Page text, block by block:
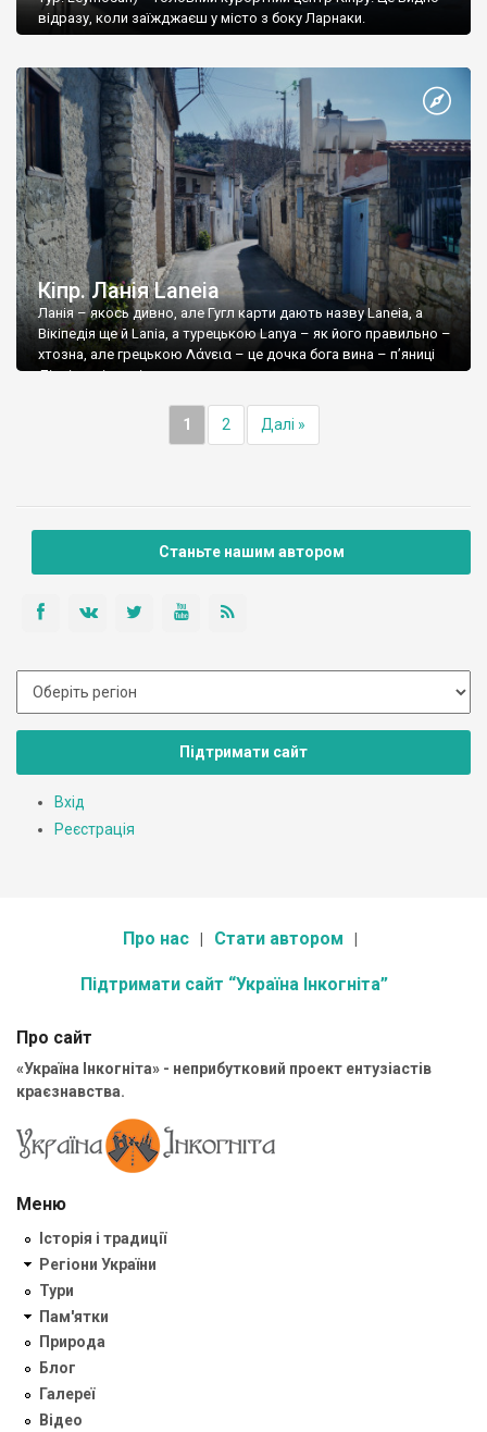
відразу, коли заїжджаєш у місто з боку Ларнаки.
Кіпр. Ланія Laneia
Ланія – якось дивно, але Гугл карти дають назву Laneia, а
Вікіпедія ще й Lania, а турецькою Lanya – як його правильно –
хтозна, але грецькою Λάνεια – це дочка бога вина – п’яниці
Діоніса, відповідн
1 2 Далі »
Станьте нашим автором
Підтримати сайт
Вхід
Реєстрація
Про нас Стати автором
Підтримати сайт “Україна Інкогніта”
Про сайт
«Україна Інкогніта» - неприбутковий проект ентузіастів
краєзнавства.
Меню
Історія і традиції
Регіони України
Тури
Пам'ятки
Природа
Блог
Галереї
Відео